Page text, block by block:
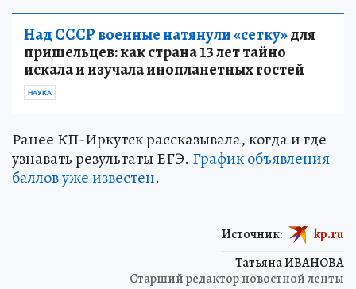
Над СССР военные натянули «сетку»для
пришельцев: как страна 13 лет тайно
искала и изучала инопланетных гостей
НАУКА
Ранее КП-Иркутск рассказывала, когда и где
узнавать результаты ЕГЭ. График объявления
баллов уже известен.
Татьяна ИВАНОВА
Старший редактор новостной ленты
Источник: kp.ru